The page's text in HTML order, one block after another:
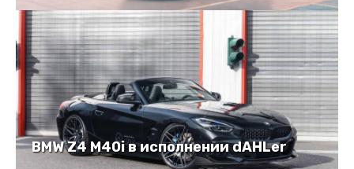
BMW Z4 M40i в исполнении dAHLer